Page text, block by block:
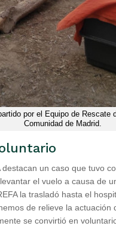
por el Equipo de Rescate
Comunidad de Madrid.
un caso que tuvo
el vuelo a causa de
la trasladó hasta el
de relieve la
se convirtió en